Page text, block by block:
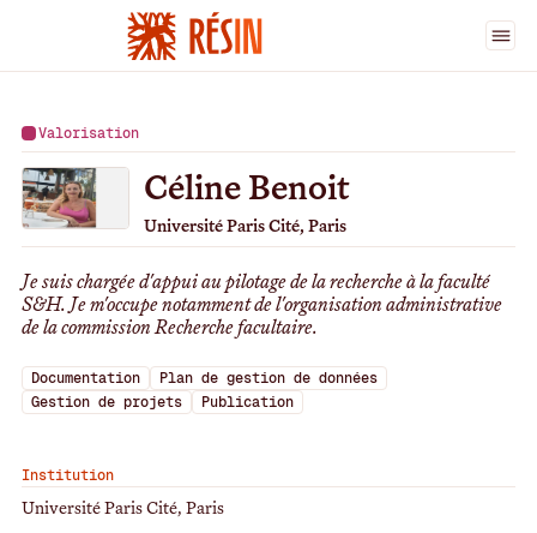
Céline Benoit
Valorisation
Céline Benoit
Université Paris Cité, Paris
Je suis chargée d'appui au pilotage de la recherche à la faculté
S&H. Je m'occupe notamment de l'organisation administrative
de la commission Recherche facultaire.
Documentation
Plan de gestion de données
Gestion de projets
Publication
Institution
Université Paris Cité, Paris